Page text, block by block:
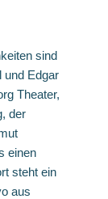
sind
und Edgar
Theater,
der
einen
steht ein
aus